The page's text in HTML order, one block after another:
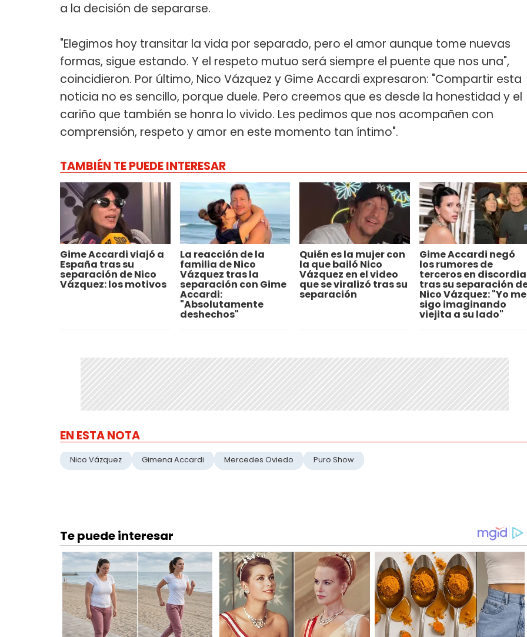
a la decisión de separarse.
"Elegimos hoy transitar la vida por separado, pero el amor aunque tome nuevas
formas, sigue estando. Y el respeto mutuo será siempre el puente que nos una",
coincidieron. Por último, Nico Vázquez y Gime Accardi expresaron: "Compartir esta
noticia no es sencillo, porque duele. Pero creemos que es desde la honestidad y el
cariño que también se honra lo vivido. Les pedimos que nos acompañen con
comprensión, respeto y amor en este momento tan íntimo".
TAMBIÉN TE PUEDE INTERESAR
Gime Accardi viajó a
España tras su
separación de Nico
Vázquez: los motivos
La reacción de la
familia de Nico
Vázquez tras la
separación con Gime
Accardi:
"Absolutamente
deshechos"
Quién es la mujer con
la que bailó Nico
Vázquez en el video
que se viralizó tras su
separación
Gime Accardi negó
los rumores de
terceros en discordia
tras su separación
Nico Vázquez: "Yo me
sigo imaginando
viejita a su lado"
EN ESTA NOTA
Nico Vázquez Gimena Accardi Mercedes Oviedo Puro Show